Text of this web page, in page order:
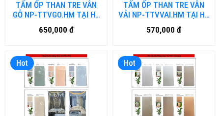
TẤM ỐP THAN TRE VÂN
GỖ NP-TTVGO.HM TẠI HỒ
CHÍ MINH
650,000 đ
TẤM ỐP THAN TRE VÂN
VẢI NP-TTVVAI.HM TẠI HỒ
CHÍ MINH
570,000 đ
Hot Hot